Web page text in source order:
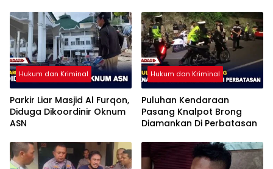
Hukum dan Kriminal
Parkir Liar Masjid Al Furqon,
Diduga Dikoordinir Oknum
ASN
Hukum dan Kriminal
Puluhan Kendaraan
Pasang Knalpot Brong
Diamankan Di Perbatasan